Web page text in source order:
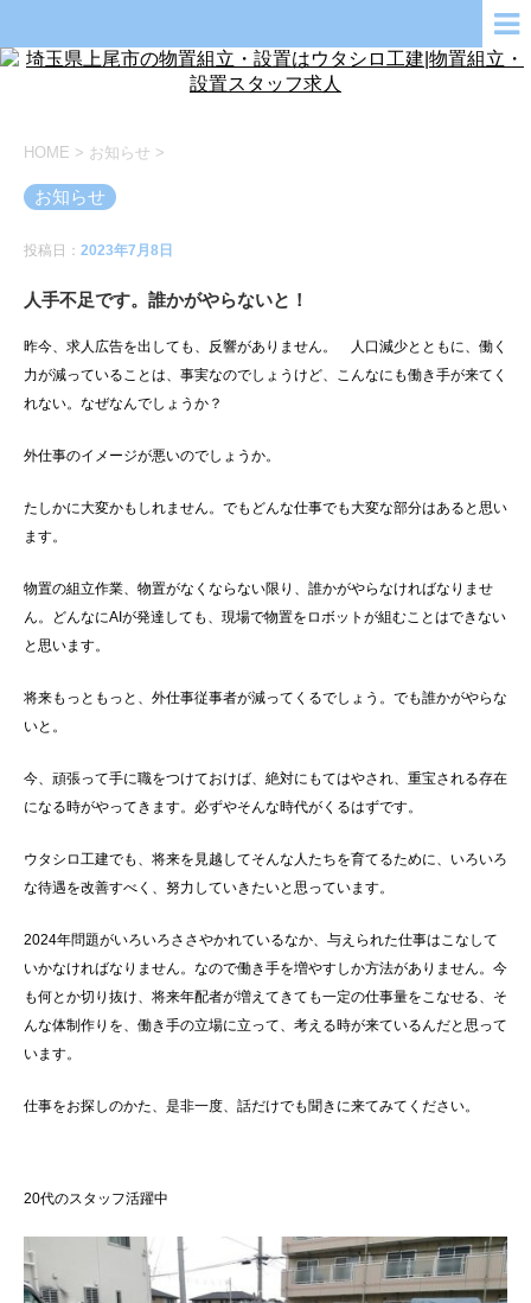
HOME > お知らせ >
お知らせ
投稿日： 2023年7月8日
人手不足です。誰かがやらないと！
昨今、求人広告を出しても、反響がありません。 人口減少とともに、働く
力が減っていることは、事実なのでしょうけど、こんなにも働き手が来てく
れない。なぜなんでしょうか？
外仕事のイメージが悪いのでしょうか。
たしかに大変かもしれません。でもどんな仕事でも大変な部分はあると思い
ます。
物置の組立作業、物置がなくならない限り、誰かがやらなければなりませ
ん。どんなにAIが発達しても、現場で物置をロボットが組むことはできない
と思います。
将来もっともっと、外仕事従事者が減ってくるでしょう。でも誰かがやらな
いと。
今、頑張って手に職をつけておけば、絶対にもてはやされ、重宝される存在
になる時がやってきます。必ずやそんな時代がくるはずです。
ウタシロ工建でも、将来を見越してそんな人たちを育てるために、いろいろ
な待遇を改善すべく、努力していきたいと思っています。
2024年問題がいろいろささやかれているなか、与えられた仕事はこなして
いかなければなりません。なので働き手を増やすしか方法がありません。今
も何とか切り抜け、将来年配者が増えてきても一定の仕事量をこなせる、そ
んな体制作りを、働き手の立場に立って、考える時が来ているんだと思って
います。
仕事をお探しのかた、是非一度、話だけでも聞きに来てみてください。
20代のスタッフ活躍中